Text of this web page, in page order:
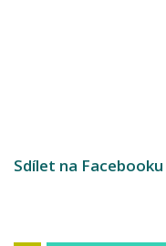
Sdílet na Facebooku